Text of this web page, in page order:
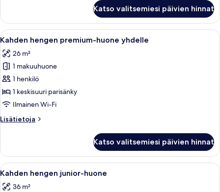
superior-
huone
yhdelle
Katso valitsemiesi päivien hinnat
Avaa
kaikki
huonetyypin
Kahden
hengen
premium-
huone
kuvat
Ylelliset vuodevaatteet, minibaari,
4
Kahden hengen premium-huone yhdelle
26 m²
1 makuuhuone
1 henkilö
1 keskisuuri parisänky
Ilmainen Wi-Fi
Lisätietoja
Lisätietoja
premium-
huone
yhdelle
Katso valitsemiesi päivien hinnat
Avaa
kaikki
Ylelliset vuodevaatteet, minibaari,
5
Kahden hengen junior-huone
36 m²